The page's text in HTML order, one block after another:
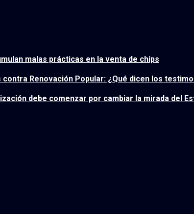
malas prácticas en la venta de chips
Renovación Popular: ¿Qué dicen los
debe comenzar por cambiar la mirada del